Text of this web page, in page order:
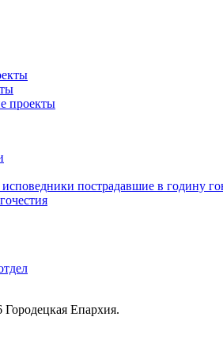
проекты
пострадавшие в годину
Епархия.